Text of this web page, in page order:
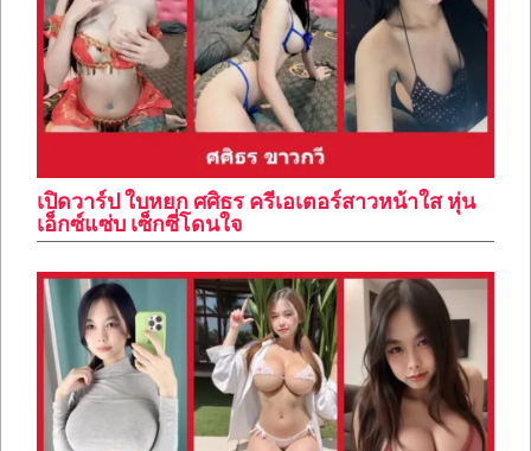
เปิดวาร์ป ใบหยก ศศิธร ครีเอเตอร์สาวหน้าใส หุ่น
เอ็กซ์แซ่บ เซ็กซี่โดนใจ